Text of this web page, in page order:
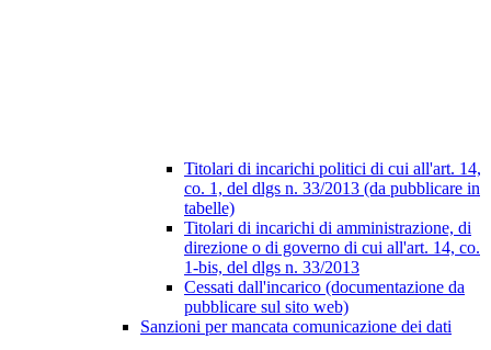
Titolari di incarichi politici di cui all'art. 14,
co. 1, del dlgs n. 33/2013 (da pubblicare in
tabelle)
Titolari di incarichi di amministrazione, di
direzione o di governo di cui all'art. 14, co.
1-bis, del dlgs n. 33/2013
Cessati dall'incarico (documentazione da
pubblicare sul sito web)
Sanzioni per mancata comunicazione dei dati